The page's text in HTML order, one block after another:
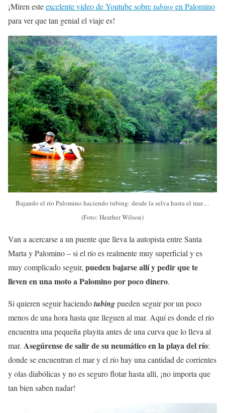
¡Miren esteexcelente video de Youtube sobretubingen Palomino
para ver que tan genial el viaje es!
Bajando el río Palomino haciendo tubing: desde la selva hasta el mar…
(Foto: Heather Wilson)
Van a acercarse a un puente que lleva la autopista entre Santa
Marta y Palomino – si el río es realmente muy superficial y es
muy complicado seguir, pueden bajarse allí y pedir que te
lleven en una moto a Palomino por poco dinero.
Si quieren seguir haciendotubingpueden seguir por un poco
menos de una hora hasta que lleguen al mar. Aquí es donde el río
encuentra una pequeña playita antes de una curva que lo lleva al
mar. Asegúrense de salir de su neumático en la playa del río:
donde se encuentran el mar y el río hay una cantidad de corrientes
y olas diabólicas y no es seguro flotar hasta allí, ¡no importa que
tan bien saben nadar!